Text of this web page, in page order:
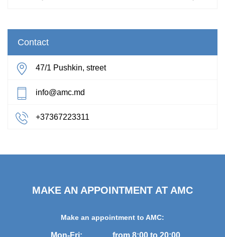
Contact
47/1 Pushkin, street
info@amc.md
+37367223311
MAKE AN APPOINTMENT AT AMC
Make an appointment to AMC:
Mon-Fri:
from 8:00 to 20:00